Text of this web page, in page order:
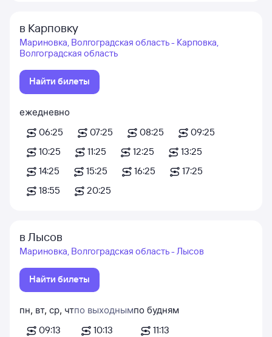
в Карповку
Мариновка, Волгоградская область - Карповка,
Волгоградская область
Найти билеты
ежедневно
06:25
07:25 08:25
09:25
10:25
11:25 12:25
13:25
14:25
15:25 16:25
17:25
18:55
20:25
в Лысов
Мариновка, Волгоградская область - Лысов
Найти билеты
пн, вт, ср, чт
09:13
по выходным
10:13
по будням
11:13